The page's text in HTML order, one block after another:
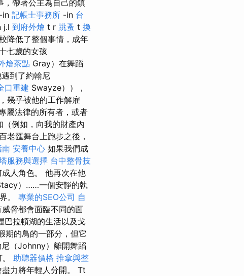
，帶著公主為自己的鎮
-in 記帳士事務所 -in 台
j.l 到府外燴 t r 跳蚤 t 換
降低了整個事情，成年
七歲的女孩
燴茶點 Gray）在舞蹈
到了約翰尼
口重建 Swayze）），
幾乎被他的工作解雇
屬法律的所有者，或者
（例如，向我的財產內
老匯舞台上跑步之後，
南 安養中心 如果我們成
服務與選擇 台中整骨技
人角色。 他再次在他
）……一個安靜的執
。 專業的SEO公司 自
脅都會面臨不同的面
巴拉頓湖的生活以及戈
期的鳥的一部分，但它
（Johnny）離開舞蹈
助聽器價格 推拿與整
力將年輕人分開。 Tt